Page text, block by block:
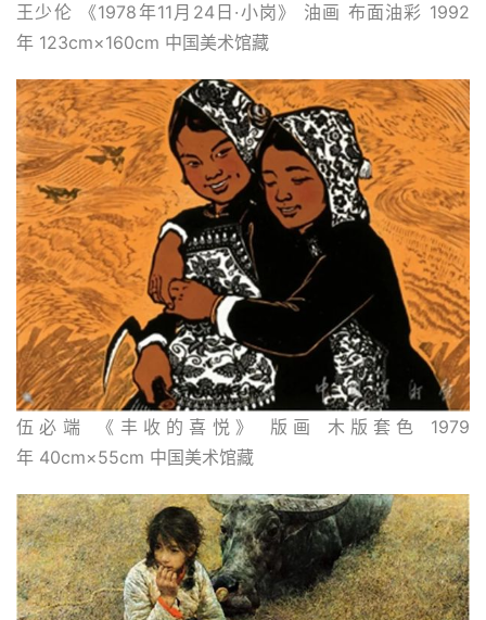
王少伦 《1978年11月24日·小岗》 油画 布面油彩 1992
年 123cm×160cm 中国美术馆藏
伍必端 《丰收的喜悦》 版画 木版套色 1979
年 40cm×55cm 中国美术馆藏